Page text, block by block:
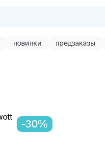
новинки предзаказы
-30%